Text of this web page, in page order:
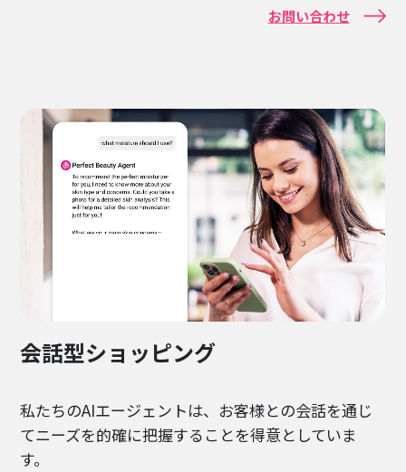
お問い合わせ
会話型ショッピング
私たちのAIエージェントは、お客様との会話を通じ
てニーズを的確に把握することを得意としていま
す。